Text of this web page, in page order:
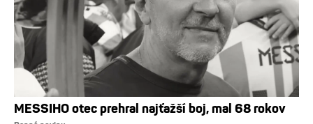
MESSIHO otec prehral najťažší boj, mal 68 rokov